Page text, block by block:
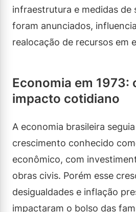
infraestrutura e medidas de
foram anunciados,
realocação de recursos em
Economia em 1973:
impacto cotidiano
A economia brasileira
crescimento conhecido
econômico, com
obras civis. Porém esse
desigualdades e inflação
impactaram o bolso das